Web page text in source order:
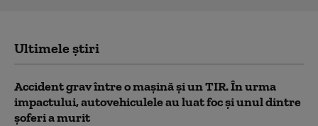
Ultimele știri
Accident grav între o mașină și un TIR. În urma
impactului, autovehiculele au luat foc și unul dintre
șoferi a murit